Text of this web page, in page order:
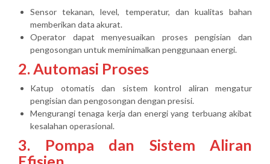
Sensor tekanan, level, temperatur, dan kualitas bahan
memberikan data akurat.
Operator dapat menyesuaikan proses pengisian dan
pengosongan untuk meminimalkan penggunaan energi.
2. Automasi Proses
Katup otomatis dan sistem kontrol aliran mengatur
pengisian dan pengosongan dengan presisi.
Mengurangi tenaga kerja dan energi yang terbuang akibat
kesalahan operasional.
3. Pompa dan Sistem Aliran